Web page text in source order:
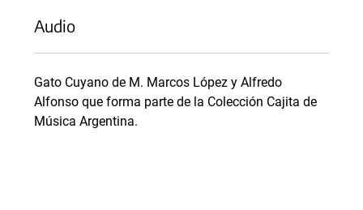
Audio
Gato Cuyano de M. Marcos López y Alfredo
Alfonso que forma parte de la Colección Cajita de
Música Argentina.